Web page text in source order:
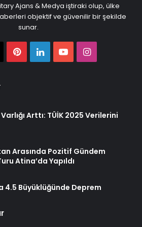
Ajans & Medya iştiraki olup, ülke
objektif ve güvenilir bir şekilde
sunar.
Pinterest
LinkedInYouTubeInstagram
Arttı: TÜİK 2025 Verilerini
Arasında Pozitif Gündem
Atina’da Yapıldı
4.5 Büyüklüğünde Deprem